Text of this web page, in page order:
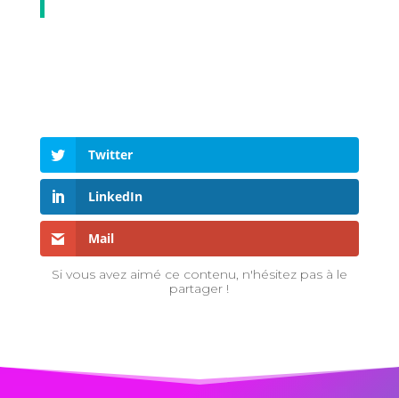
Twitter
LinkedIn
Mail
Si vous avez aimé ce contenu, n'hésitez pas à le
partager !